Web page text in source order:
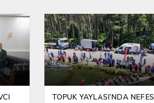
TOPUK YAYLASI’NDA NEFES